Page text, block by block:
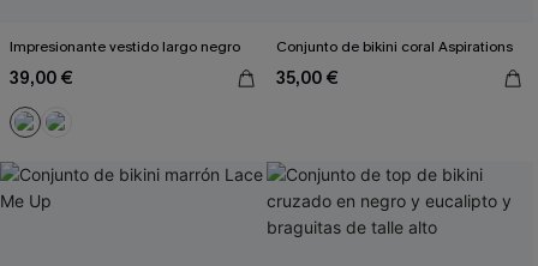
Impresionante vestido largo negro
39,00 €
Conjunto de bikini coral Aspirations
35,00 €